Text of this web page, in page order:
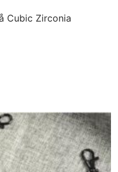
Cubic Zirconia